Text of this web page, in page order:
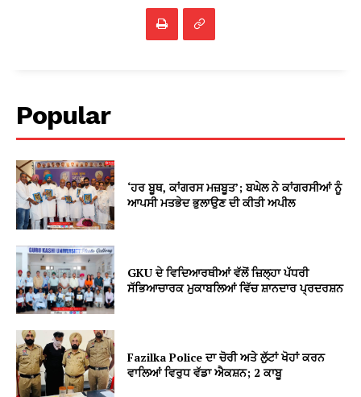
Popular
‘ਹਰ ਬੂਥ, ਕਾਂਗਰਸ ਮਜ਼ਬੂਤ’; ਬਘੇਲ ਨੇ ਕਾਂਗਰਸੀਆਂ ਨੂੰ
ਆਪਸੀ ਮਤਭੇਦ ਭੁਲਾਉਣ ਦੀ ਕੀਤੀ ਅਪੀਲ
GKU ਦੇ ਵਿਦਿਆਰਥੀਆਂ ਵੱਲੋਂ ਜ਼ਿਲ੍ਹਾ ਪੱਧਰੀ
ਸੱਭਿਆਚਾਰਕ ਮੁਕਾਬਲਿਆਂ ਵਿੱਚ ਸ਼ਾਨਦਾਰ ਪ੍ਰਦਰਸ਼ਨ
Fazilka Police ਦਾ ਚੋਰੀ ਅਤੇ ਲੁੱਟਾਂ ਖੋਹਾਂ ਕਰਨ
ਵਾਲਿਆਂ ਵਿਰੁਧ ਵੱਡਾ ਐਕਸ਼ਨ; 2 ਕਾਬੂ